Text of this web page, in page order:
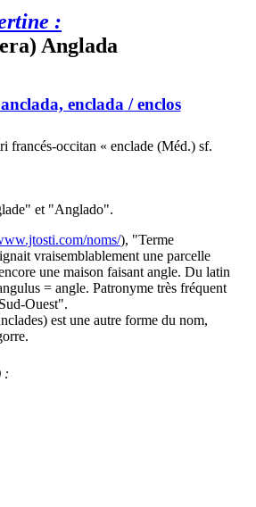
:
Anglada
enclada/ enclos
francés-occitan « enclade (Méd.) sf.
et "Anglado".
noms/), "Terme
vraisemblablement une parcelle
une maison faisant angle. Du latin
= angle. Patronyme très fréquent
Ouest".
est une autre forme du nom,
: